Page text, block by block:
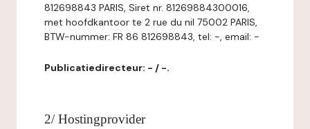
812698843 PARIS, Siret nr. 81269884300016,
met hoofdkantoor te 2 rue du nil 75002 PARIS,
BTW-nummer: FR 86 812698843, tel: -, email: -
Publicatiedirecteur: - / -.
2/ Hostingprovider